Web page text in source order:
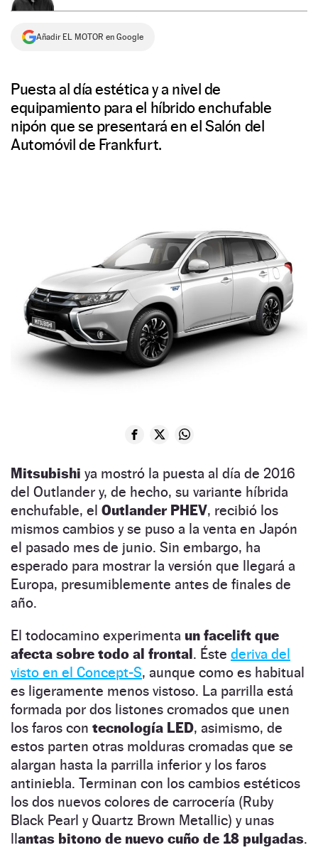
Añadir EL MOTOR en Google
Puesta al día estética y a nivel de
equipamiento para el híbrido enchufable
nipón que se presentará en el Salón del
Automóvil de Frankfurt.
Mitsubishi ya mostró la puesta al día de 2016
del Outlander y, de hecho, su variante híbrida
enchufable, el Outlander PHEV, recibió los
mismos cambios y se puso a la venta en Japón
el pasado mes de junio. Sin embargo, ha
esperado para mostrar la versión que llegará a
Europa, presumiblemente antes de finales de
año.
El todocamino experimenta un facelift que
afecta sobre todo al frontal. Éste deriva del
visto en el Concept-S, aunque como es habitual
es ligeramente menos vistoso. La parrilla está
formada por dos listones cromados que unen
los faros con tecnología LED, asimismo, de
estos parten otras molduras cromadas que se
alargan hasta la parrilla inferior y los faros
antiniebla. Terminan con los cambios estéticos
los dos nuevos colores de carrocería (Ruby
Black Pearl y Quartz Brown Metallic) y unas
llantas bitono de nuevo cuño de 18 pulgadas.